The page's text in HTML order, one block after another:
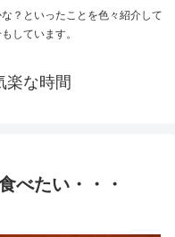
？といったことを色々紹介して
しています。
な時間
べたい・・・